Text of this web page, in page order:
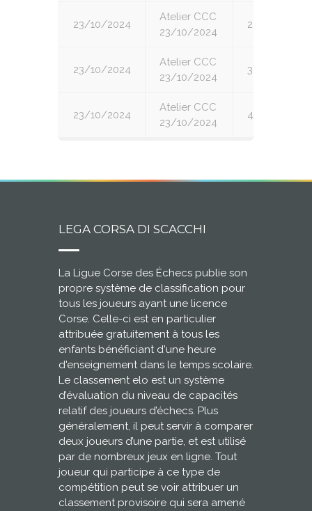
23/10/2024
Atelier CCC
23/10/2024
2
23/10/2024
Atelier CCC
23/10/2024
3
23/10/2024
Atelier CCC
23/10/2024
4
LEGA CORSA DI SCACCHI
La Ligue Corse des Échecs publie son
propre système de classification pour
tous les joueurs ayant une licence
Corse. Celle-ci est en particulier
attribuée gratuitement à tous les
enfants bénéficiant d'une heure
d'enseignement dans le temps scolaire.
Le classement elo est un système
d’évaluation du niveau de capacités
relatif des joueurs d’échecs. Plus
généralement, il peut servir à comparer
deux joueurs d’une partie, et est utilisé
par de nombreux jeux en ligne. Tout
joueur qui participe à ce type de
compétition peut se voir attribuer un
classement provisoire qui sera amené